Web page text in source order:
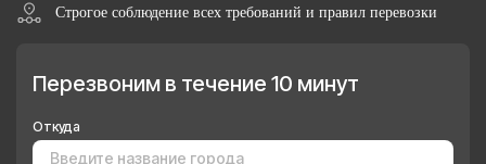
Строгое соблюдение всех требований и правил перевозки
Перезвоним в течение 10 минут
Откуда